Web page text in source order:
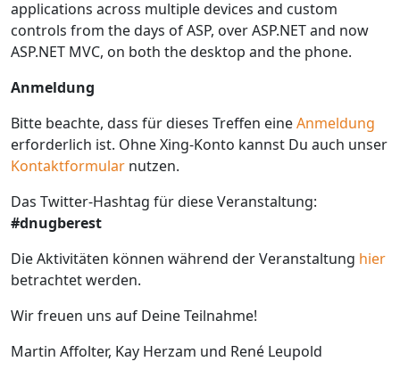
applications across multiple devices and custom
controls from the days of ASP, over ASP.NET and now
ASP.NET MVC, on both the desktop and the phone.
Anmeldung
Bitte beachte, dass für dieses Treffen eineAnmeldung
erforderlich ist. Ohne Xing-Konto kannst Du auch unser
Kontaktformular nutzen.
Das Twitter-Hashtag für diese Veranstaltung:
#dnugberest
Die Aktivitäten können während der Veranstaltung hier
betrachtet werden.
Wir freuen uns auf Deine Teilnahme!
Martin Affolter, Kay Herzam und René Leupold